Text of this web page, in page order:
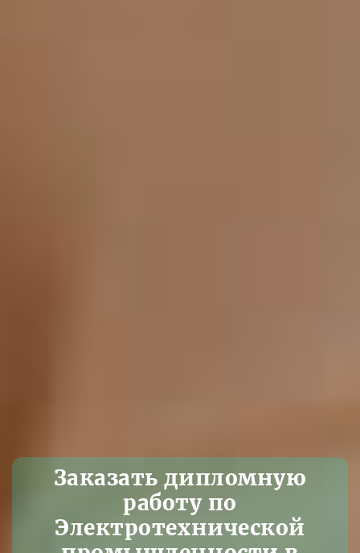
Заказать дипломную
работу по
Электротехнической